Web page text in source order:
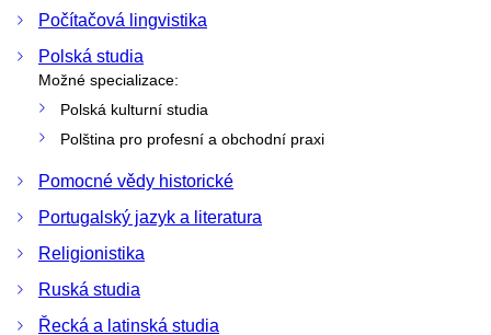
Počítačová lingvistika
Polská studia
Možné specializace:
Polská kulturní studia
Polština pro profesní a obchodní praxi
Pomocné vědy historické
Portugalský jazyk a literatura
Religionistika
Ruská studia
Řecká a latinská studia